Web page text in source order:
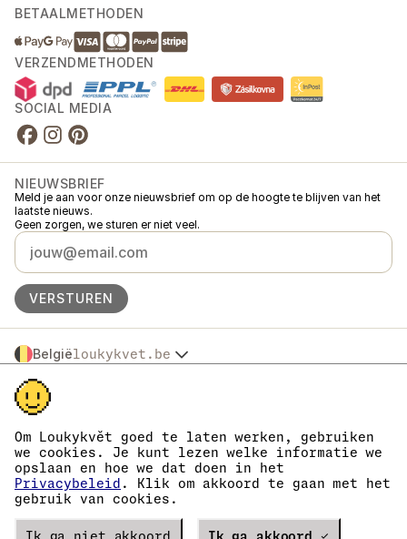
Om Loukykvět goed te laten werken, gebruiken
we cookies. Je kunt lezen welke informatie we
opslaan en hoe we dat doen in het
Privacybeleid . Klik om akkoord te gaan met het
gebruik van cookies.
BETAALMETHODEN
VERZENDMETHODEN
SOCIAL MEDIA
NIEUWSBRIEF
Meld je aan voor onze nieuwsbrief om op de hoogte te blijven van het
laatste nieuws.
Geen zorgen, we sturen er niet veel.
VERSTUREN
Belgiëloukykvet.be
Slovensko
Polska
Österreich
Deutschland
France
Danmark
Eesti
España
© 2016 →
Loukykvět s.r.o. staat ingeschreven in het handelsregister van de
We zijn aangesloten bij het EKO-KOM-systeem onder nummer
EKF00180493.
Wij geven plantenpaspoorten af onder registratienummer 0636.
Ons registratienummer is 05663687, het btw-nummer is CZ05663687.
Het ID van de data box is eng827q.
Het EORI-nummer is CZ05663687.
Verze
20302 PRODUCTION